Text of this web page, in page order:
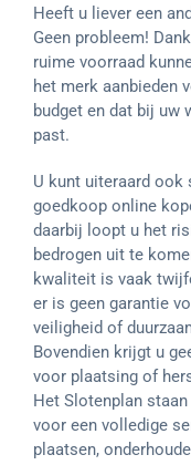
Heeft u liever een
Geen probleem!
ruime voorraad
het merk aanbieden
budget en dat bij uw
past.
U kunt uiteraard ook
goedkoop online
daarbij loopt u het
bedrogen uit te
kwaliteit is vaak
er is geen garantie
veiligheid of
Bovendien krijgt u
voor plaatsing of
Het Slotenplan
voor een volledige
plaatsen,